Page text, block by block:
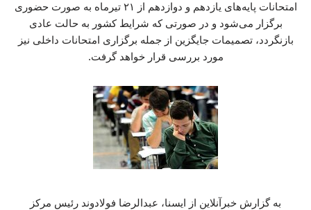
امتحانات پایه‌های یازدهم و دوازدهم از ۲۱ تیرماه به صورت حضوری
برگزار می‌شود و در صورتی که شرایط کشور به حالت عادی
بازنگردد، تصمیمات جایگزین از جمله برگزاری امتحانات داخلی نیز
مورد بررسی قرار خواهد گرفت.
به گزارش خبرآنلاین از ایسنا، عبدالرضا فولادوند رئیس مرکز